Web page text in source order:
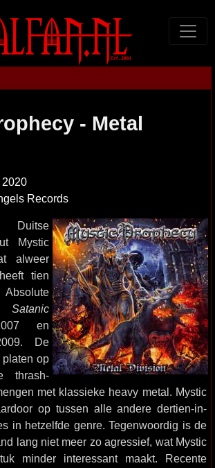
- Metal
2020
Records
Mystic
alweer
tien
Satanic
en
De
op
thrash-
met klassieke heavy metal. Mystic
op tussen alle andere dertien-in-
in hetzelfde genre. Tegenwoordig is de
lang niet meer zo agressief, wat Mystic
minder interessant maakt. Recente